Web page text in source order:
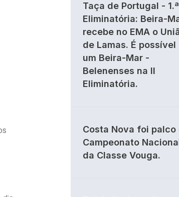
Taça de Portugal - 1.ª
Eliminatória: Beira-
recebe no EMA o
de Lamas. É possível
um Beira-Mar -
Belenenses na II
Eliminatória.
Costa Nova foi palco
Campeonato
da Classe Vouga.